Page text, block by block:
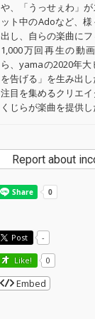
や、「うっせぇわ」
ット中のAdoなど、
出し、自らの楽曲に
1,000万回再生の動
ら、yamaの2020年
を告げる」を生み出
注目を集めるクリエイ
くじらが楽曲を提供し
Report about
Post -
Like! 0
Embed